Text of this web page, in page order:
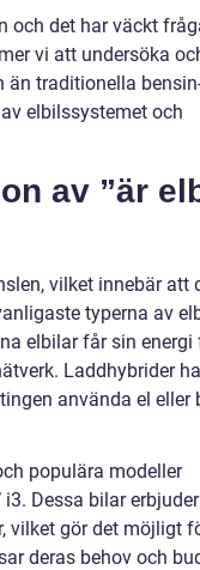
och det har väckt
vi att undersöka
än traditionella
elbilssystemet och
av ”är
vilket innebär att
typerna av
elbilar får sin energi
Laddhybrider
använda el eller
populära modeller
Dessa bilar
vilket gör det möjligt
deras behov och